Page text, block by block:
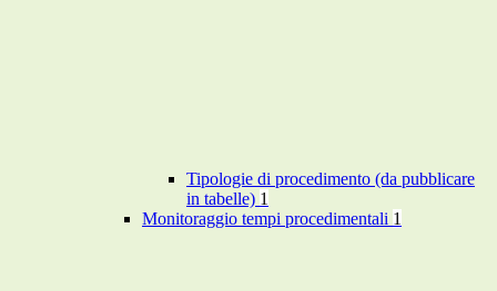
Tipologie di procedimento (da pubblicare
in tabelle) 1
Monitoraggio tempi procedimentali 1